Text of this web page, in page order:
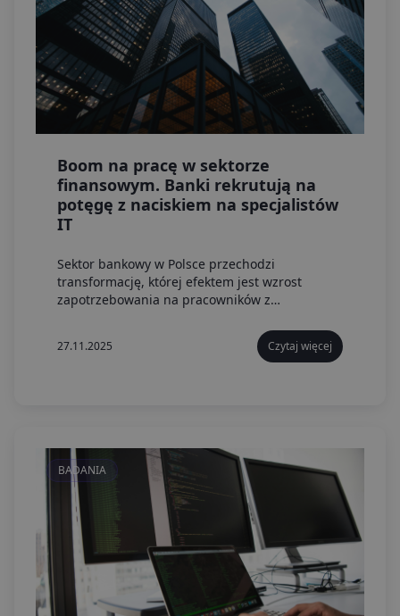
Boom na pracę w sektorze
finansowym. Banki rekrutują na
potęgę z naciskiem na specjalistów
IT
Sektor bankowy w Polsce przechodzi
transformację, której efektem jest wzrost
zapotrzebowania na pracowników z
27.11.2025 Czytaj więcej
BADANIA